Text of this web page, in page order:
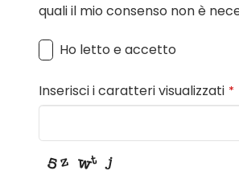
quali il mio consenso non è
Ho letto e accetto
Inserisci i caratteri visualizzati *